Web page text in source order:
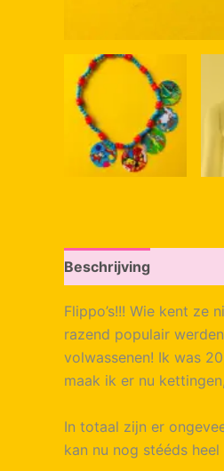
Beschrijving
Flippo’s!!! Wie kent ze
razend populair
volwassenen! Ik was
maak ik er nu
In totaal zijn er
kan nu nog stééds